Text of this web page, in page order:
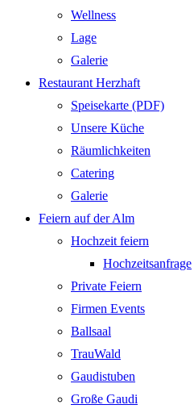
Wellness
Lage
Galerie
Restaurant Herzhaft
Speisekarte (PDF)
Unsere Küche
Räumlichkeiten
Catering
Galerie
Feiern auf der Alm
Hochzeit feiern
Hochzeitsanfrage
Private Feiern
Firmen Events
Ballsaal
TrauWald
Gaudistuben
Große Gaudi